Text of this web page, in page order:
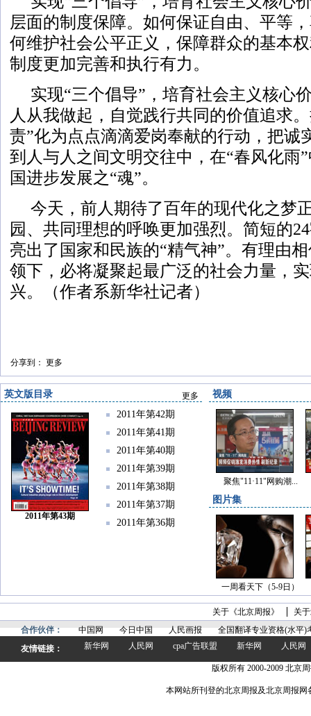
层面的制度保障。如何保证自由、平等
何维护社会公平正义，保障群众的基本
制度更加完善和执行有力。
实现“三个倡导”，培育社会主义核心
人从我做起，自觉践行共同的价值追求
责”化为点点滴滴爱岗奉献的行动，把诚
到人与人之间文明交往中，在“春风化雨
国进步发展之“魂”。
今天，前人期待了百年的现代化之梦
园、共同理想的呼唤更加强烈。简短的
亮出了国家和民族的“精气神”。有理由
领下，必将凝聚起最广泛的社会力量，
兴。（作者系新华社记者）
分享到： 更多
英文版目录 更多
2011年第43期
2011年第42期
2011年第41期
2011年第40期
2011年第39期
2011年第38期
2011年第37期
2011年第36期
视频
聚焦"11·11"网购潮...
图片集
一周看天下（5-9日）
关于《北京周报》
关
合作伙伴：
中国网 今日中国 人民画报
全国翻译专业资格(水平)
友情链接：
新华网 人民网 cpa广告联盟 新华网 人民网
版权所有 2000-2009 北京
本网站所刊登的北京周报及北京周报